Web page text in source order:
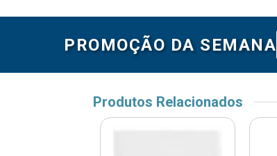
PROMOÇÃO DA SEMANA
Produtos Relacionados